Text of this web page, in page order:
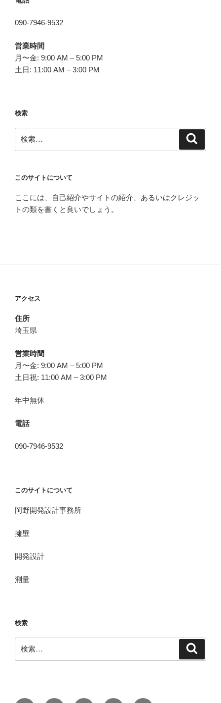
090-7946-9532
営業時間
月〜金: 9:00 AM – 5:00 PM
土日: 11:00 AM – 3:00 PM
検索
索:
このサイトについて
ここには、自己紹介やサイトの紹介、あるいはクレジッ
トの類を書くと良いでしょう。
アクセス
住所
埼玉県
営業時間
月〜金: 9:00 AM – 5:00 PM
土日祝: 11:00 AM – 3:00 PM
年中無休
電話
090-7946-9532
このサイトについて
岡野開発設計事務所
擁壁
開発設計
測量
検索
索: